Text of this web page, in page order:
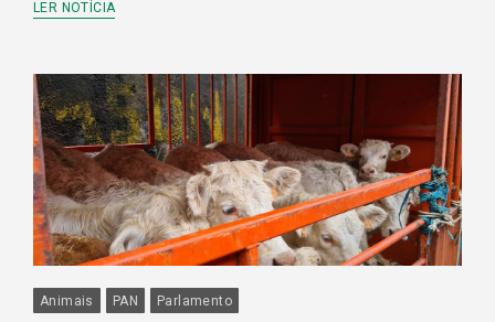
LER NOTÍCIA
Animais PAN Parlamento